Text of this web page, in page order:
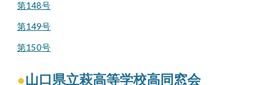
第148号
第149号
第150号
●山口県立萩高等学校高同窓会